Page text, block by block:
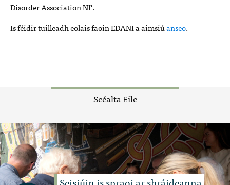
Disorder Association NI’.
Is féidir tuilleadh eolais faoin EDANI a aimsiúanseo.
Scéalta Eile